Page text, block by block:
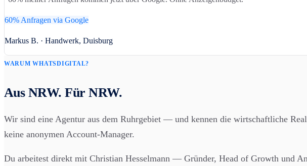
60% Anfragen via Google
Markus B. · Handwerk, Duisburg
WARUM WHATSDIGITAL?
Aus NRW. Für NRW.
Wir sind eine Agentur aus dem Ruhrgebiet — und kennen die wirtschaftliche
keine anonymen Account-Manager.
Du arbeitest direkt mit Christian Hesselmann — Gründer, Head of Growth und